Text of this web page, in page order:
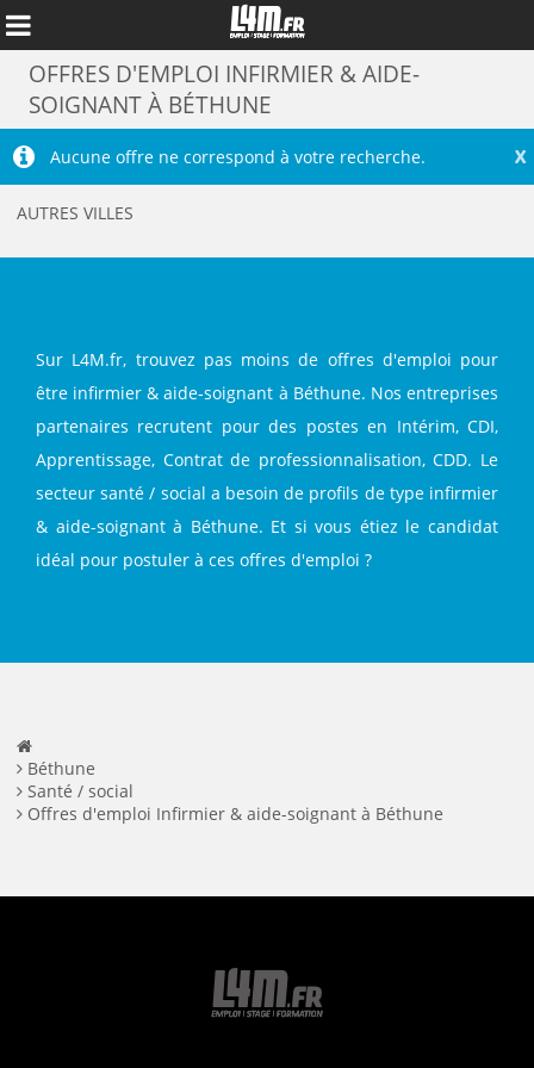
Annuler
OFFRES D'EMPLOI INFIRMIER & AIDE-
SOIGNANT À BÉTHUNE
X
Aucune offre ne correspond à votre recherche.
Sur L4M.fr, trouvez pas moins de offres d'emploi pour
être infirmier & aide-soignant à Béthune. Nos entreprises
partenaires recrutent pour des postes en Intérim, CDI,
Apprentissage, Contrat de professionnalisation, CDD. Le
secteur santé / social a besoin de profils de type infirmier
& aide-soignant à Béthune. Et si vous étiez le candidat
idéal pour postuler à ces offres d'emploi ?
AUTRES VILLES
Béthune
Santé / social
Offres d'emploi Infirmier & aide-soignant à Béthune